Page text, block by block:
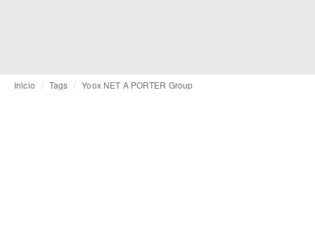
Inicio Tags Yoox NET A PORTER Group